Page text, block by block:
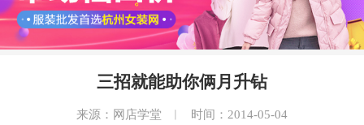
三招就能助你俩月升钻
来源：网店学堂 ︱ 时间：2014-05-04